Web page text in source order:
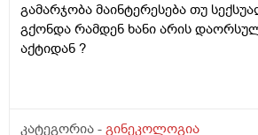
გამარჯობა მაინტერესება თუ
გქონდა რამდენ ხანი არის
აქტიდან ?
კატეგორია - გინეკოლოგია